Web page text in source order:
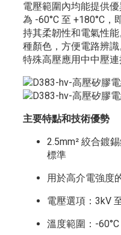
電壓範圍內均能提供
為 -60°C 至 +180°C
持其柔韌性和電氣性
種顏色，方便電路辨
特殊高壓應用中中壓連
主要特點和技術優勢
2.5mm² 絞合鍍
標準
用於高介電強度
電壓選項：3kV
溫度範圍：-60°C